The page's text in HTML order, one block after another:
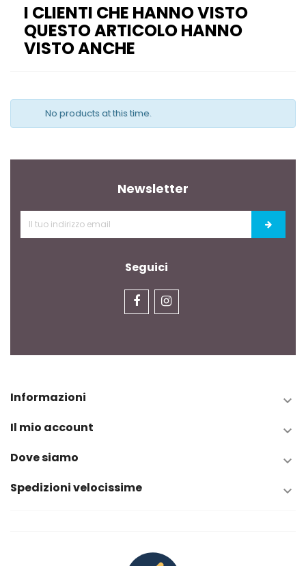
I CLIENTI CHE HANNO VISTO
QUESTO ARTICOLO HANNO
VISTO ANCHE
No products at this time.
Newsletter
Seguici
Informazioni 
Il mio account 
Dove siamo 
Spedizioni velocissime 